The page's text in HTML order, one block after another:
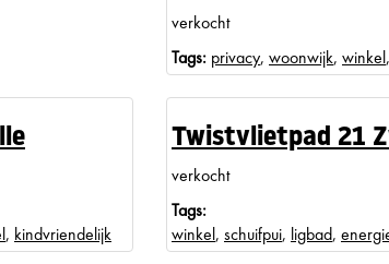
verkocht
Tags: privacy, woonwijk, winkel,
, kindvriendelijk
Twistvlietpad 21
verkocht
Tags:
winkel, schuifpui, ligbad,